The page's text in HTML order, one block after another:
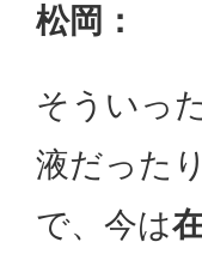
松岡：
そういっ
液だった
で、今は